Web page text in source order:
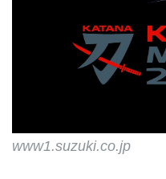
www1.suzuki.co.jp